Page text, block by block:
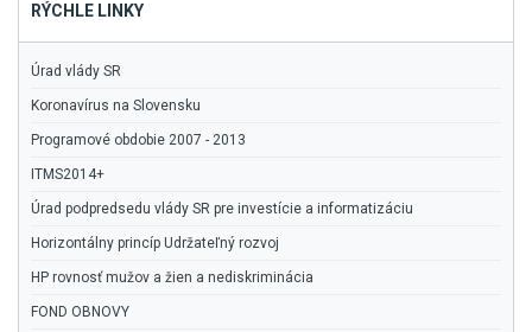
RÝCHLE LINKY
Úrad vlády SR
Koronavírus na Slovensku
Programové obdobie 2007 - 2013
ITMS2014+
Úrad podpredsedu vlády SR pre investície a informatizáciu
Horizontálny princíp Udržateľný rozvoj
HP rovnosť mužov a žien a nediskriminácia
FOND OBNOVY